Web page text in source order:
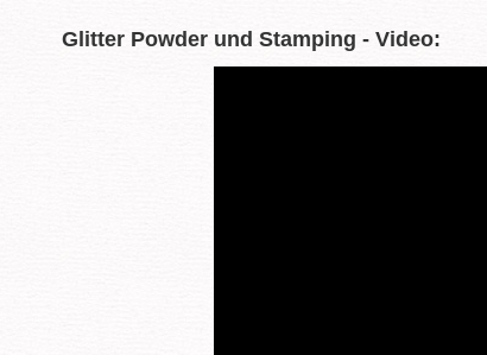
Glitter Powder und Stamping - Video: